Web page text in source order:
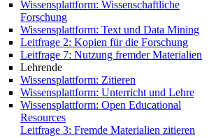
Wissensplattform: Wissenschaftliche
Forschung
Wissensplattform: Text und Data Mining
Leitfrage 2: Kopien für die Forschung
Leitfrage 7: Nutzung fremder Materialien
Lehrende
Wissensplattform: Zitieren
Wissensplattform: Unterricht und Lehre
Wissensplattform: Open Educational
Resources
Leitfrage 3: Fremde Materialien zitieren